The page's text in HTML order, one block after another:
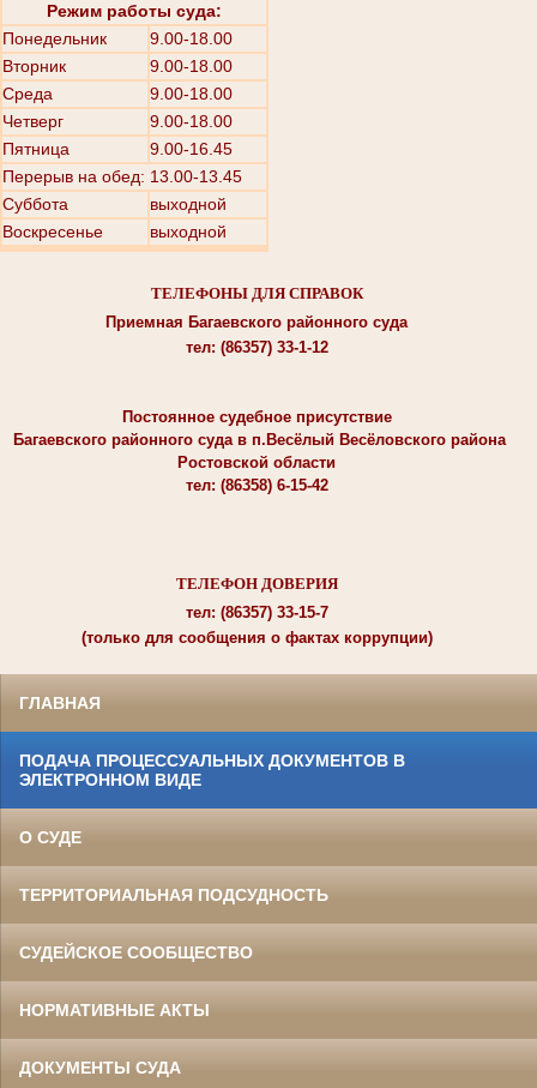
Режим работы суда:
Понедельник
9.00-18.00
Вторник
9.00-18.00
Среда
9.00-18.00
Четверг
9.00-18.00
Пятница
9.00-16.45
Перерыв на обед: 13.00-13.45
Суббота
выходной
Воскресенье
выходной
ТЕЛЕФОНЫ ДЛЯ СПРАВОК
Приемная Багаевского районного суда
тел: (86357) 33-1-12
Постоянное судебное присутствие
Багаевского районного суда в п.Весёлый Весёловского района
Ростовской области
тел: (86358) 6-15-42
ТЕЛЕФОН ДОВЕРИЯ
тел: (86357) 33-15-7
(только для сообщения о фактах коррупции)
ГЛАВНАЯ
ПОДАЧА ПРОЦЕССУАЛЬНЫХ ДОКУМЕНТОВ В
ЭЛЕКТРОННОМ ВИДЕ
О СУДЕ
ТЕРРИТОРИАЛЬНАЯ ПОДСУДНОСТЬ
СУДЕЙСКОЕ СООБЩЕСТВО
НОРМАТИВНЫЕ АКТЫ
ДОКУМЕНТЫ СУДА